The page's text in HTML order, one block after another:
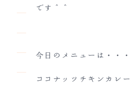
です＾＾
今日のメニューは・・・
ココナッツチキンカレー